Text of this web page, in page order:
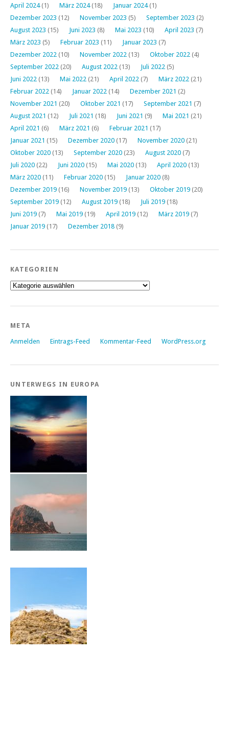
April 2024(1) März 2024(18) Januar 2024(1)
Dezember 2023 (12) November 2023 (5) September 2023 (2)
August 2023 (15) Juni 2023 (8) Mai 2023 (10) April 2023 (7)
März 2023 (5) Februar 2023 (11) Januar 2023 (7)
Dezember 2022 (10) November 2022 (13) Oktober 2022 (4)
September 2022 (20) August 2022 (13) Juli 2022 (5)
Juni 2022 (13) Mai 2022 (21) April 2022 (7) März 2022 (21)
Februar 2022 (14) Januar 2022 (14) Dezember 2021 (2)
November 2021 (20) Oktober 2021 (17) September 2021 (7)
August 2021 (12) Juli 2021 (18) Juni 2021 (9) Mai 2021 (21)
April 2021 (6) März 2021 (6) Februar 2021 (17)
Januar 2021 (15) Dezember 2020 (17) November 2020 (21)
Oktober 2020 (13) September 2020 (23) August 2020 (7)
Juli 2020 (22) Juni 2020 (15) Mai 2020 (13) April 2020 (13)
März 2020 (11) Februar 2020 (15) Januar 2020 (8)
Dezember 2019 (16) November 2019 (13) Oktober 2019 (20)
September 2019 (12) August 2019 (18) Juli 2019 (18)
Juni 2019 (7) Mai 2019 (19) April 2019 (12) März 2019 (7)
Januar 2019 (17) Dezember 2018 (9)
KATEGORIEN
Kategorien
META
Anmelden Eintrags-Feed Kommentar-Feed WordPress.org
UNTERWEGS IN EUROPA